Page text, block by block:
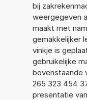
bij
weergegeven
maakt met
gemakkelijker
vinkje is
gebruikelijke
bovenstaande
265 323 454
presentatie